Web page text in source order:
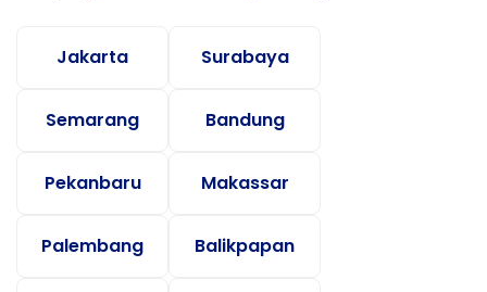
Jakarta Surabaya
Semarang Bandung
Pekanbaru Makassar
Palembang Balikpapan